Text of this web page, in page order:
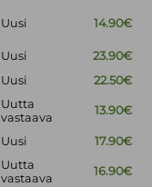
Uusi 14.90€
Uusi
23.90€
Uusi 22.50€
Uutta
vastaava
13.90€
Uusi 17.90€
Uutta
vastaava
16.90€